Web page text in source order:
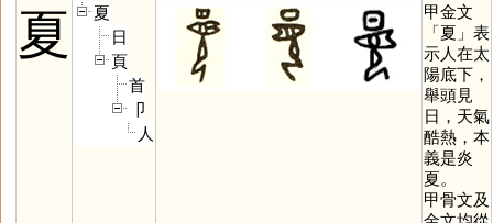
夏
夏
日
頁
首
卩
人
甲金文
「夏 」表
示人在太
陽底下，
舉頭見
日，天氣
酷熱，本
義是炎
夏。
甲骨文及